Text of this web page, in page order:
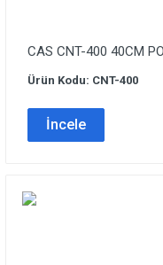
CAS CNT-400 40CM
Ürün Kodu: CNT-400
İncele